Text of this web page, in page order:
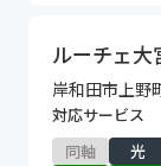
ルーチェ大
岸和田市上野
対応サービス
同軸
光